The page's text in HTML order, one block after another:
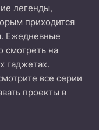
легенды,
приходится
Ежедневные
смотреть на
гаджетах.
все серии
проекты в